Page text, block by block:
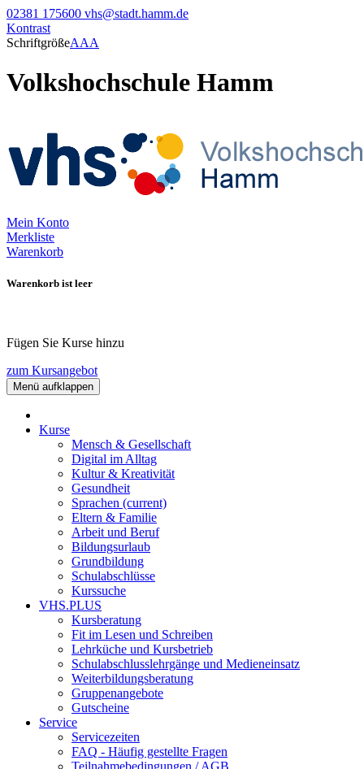
02381 175600 vhs@stadt.hamm.de
Kontrast
SchriftgrößeAAA
Volkshochschule Hamm
Mein Konto
Merkliste
Warenkorb
Warenkorb ist leer
Fügen Sie Kurse hinzu
zum Kursangebot
Menü aufklappen
Kurse
Mensch & Gesellschaft
Digital im Alltag
Kultur & Kreativität
Gesundheit
Sprachen (current)
Eltern & Familie
Arbeit und Beruf
Bildungsurlaub
Grundbildung
Schulabschlüsse
Kurssuche
VHS.PLUS
Kursberatung
Fit im Lesen und Schreiben
Lehrküche und Kursbetrieb
Schulabschlusslehrgänge und Medieneinsatz
Weiterbildungsberatung
Gruppenangebote
Gutscheine
Service
Servicezeiten
FAQ - Häufig gestellte Fragen